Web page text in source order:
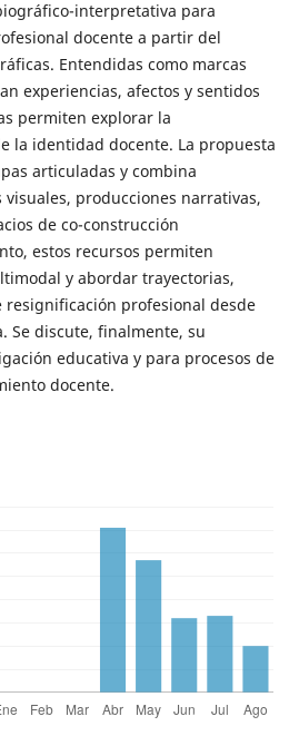
interpretativa para
docente a partir del
Entendidas como marcas
experiencias, afectos y sentidos
permiten explorar la
la identidad docente. La propuesta
articuladas y combina
producciones narrativas,
de co-construcción
estos recursos permiten
y abordar trayectorias,
resignificación profesional desde
Se discute, finalmente, su
educativa y para procesos de
docente.